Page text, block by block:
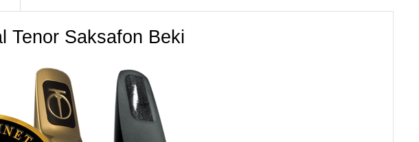
Tenor Saksafon Beki